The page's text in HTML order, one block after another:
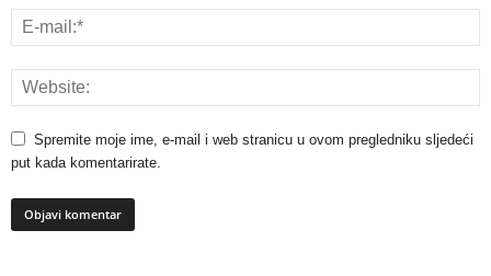
Spremite moje ime, e-mail i web stranicu u ovom pregledniku sljedeći
put kada komentarirate.